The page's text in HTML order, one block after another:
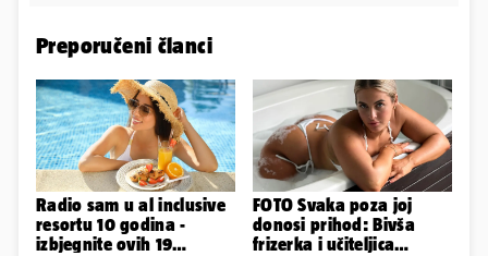
Preporučeni članci
Radio sam u al inclusive
resortu 10 godina -
izbjegnite ovih 19
FOTO Svaka poza joj
donosi prihod: Bivša
frizerka i učiteljica